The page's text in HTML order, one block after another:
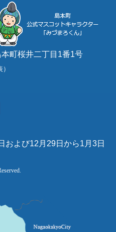
町桜井二丁目1番1号
）
および12月29日から1月3日